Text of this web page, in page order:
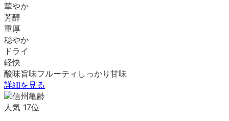
華やか
芳醇
重厚
穏やか
ドライ
軽快
酸味旨味フルーティ しっかり 甘味
詳細を見る
人気 17位